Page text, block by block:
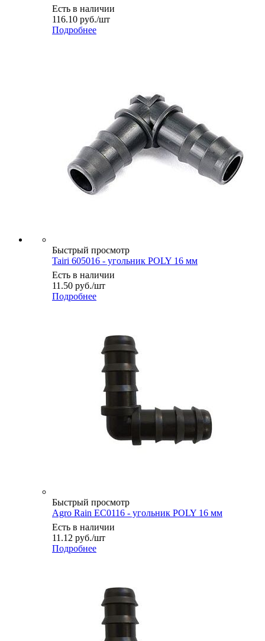
Есть в наличии
116.10 руб./шт
Подробнее
Быстрый просмотр
Tairi 605016 - угольник POLY 16 мм
Есть в наличии
11.50 руб./шт
Подробнее
Быстрый просмотр
Agro Rain EC0116 - угольник POLY 16 мм
Есть в наличии
11.12 руб./шт
Подробнее